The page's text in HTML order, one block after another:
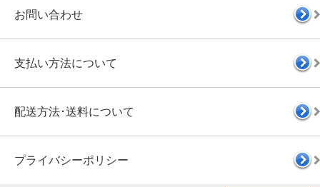
お問い合わせ
支払い方法について
配送方法･送料について
プライバシーポリシー